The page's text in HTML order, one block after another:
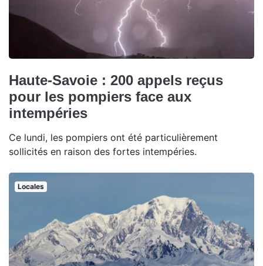
Haute-Savoie : 200 appels reçus
pour les pompiers face aux
intempéries
Ce lundi, les pompiers ont été particulièrement
sollicités en raison des fortes intempéries.
Locales